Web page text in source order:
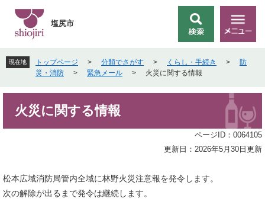
先
頭
す
を
飛
し
文
索
メ
ニ
塩尻市
現在地 トップページ > 分類でさがす > くらし・手続き >
防
災・消防
> 緊急メール > 火災に関する情報
火災に関する情報
ページID：0064105
更新日：2026年5月30日更新
松本広域消防局管内全域に林野火災注意報を発令します。
次の解除が出るまで発令は継続します。